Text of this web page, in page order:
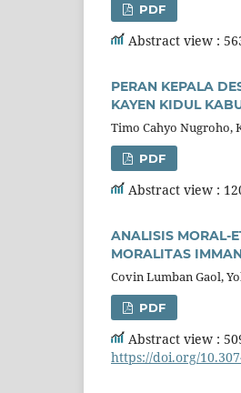
PDF
Abstract view :
PERAN KEPALA
KAYEN KIDUL
Timo Cahyo Nugroho,
PDF
Abstract view :
ANALISIS MORAL-
MORALITAS
Covin Lumban Gaol,
PDF
Abstract view :
https://doi.org/